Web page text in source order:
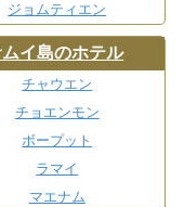
ジョムティエン
イ島のホテル
チャウエン
チョエンモン
ボープット
ラマイ
マエナム